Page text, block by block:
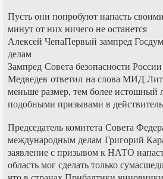
Пусть они попробуют напасть
минут от них ничего не останется
Алексей ЧепаПервый зампред
делам
Зампред Совета безопасности
Медведев ответил на слова МИД
меньше размер, тем более истошный
подобными призывами в
Председатель комитета Совета
международным делам Григорий
заявление с призывом к НАТО
область мог сделать только